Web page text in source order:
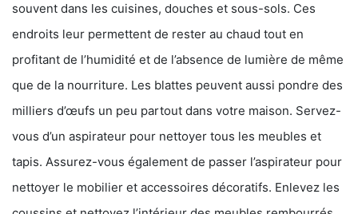
souvent dans les cuisines, douches et sous-sols. Ces
endroits leur permettent de rester au chaud tout en
profitant de l’humidité et de l’absence de lumière de même
que de la nourriture. Les blattes peuvent aussi pondre des
milliers d’œufs un peu partout dans votre maison. Servez-
vous d’un aspirateur pour nettoyer tous les meubles et
tapis. Assurez-vous également de passer l’aspirateur pour
nettoyer le mobilier et accessoires décoratifs. Enlevez les